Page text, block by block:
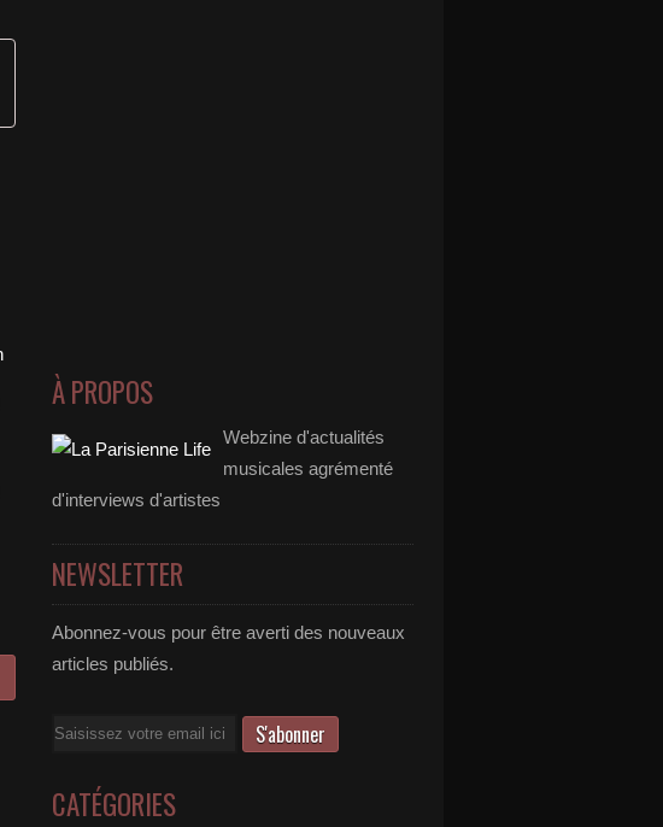
À PROPOS
Webzine d'actualités
musicales agrémenté
d'interviews d'artistes
NEWSLETTER
Abonnez-vous pour être averti des nouveaux
articles publiés.
Email
CATÉGORIES